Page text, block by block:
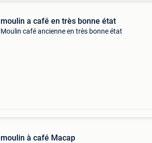
moulin a café en très bonne état
Moulin café ancienne en très bonne état
moulin à café Macap